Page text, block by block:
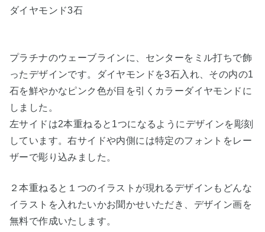
ダイヤモンド3石
プラチナのウェーブラインに、センターをミル打ちで飾
ったデザインです。ダイヤモンドを3石入れ、その内の1
石を鮮やかなピンク色が目を引くカラーダイヤモンドに
しました。
左サイドは2本重ねると1つになるようにデザインを彫刻
しています。右サイドや内側には特定のフォントをレー
ザーで彫り込みました。
２本重ねると１つのイラストが現れるデザインもどんな
イラストを入れたいかお聞かせいただき、デザイン画を
無料で作成いたします。